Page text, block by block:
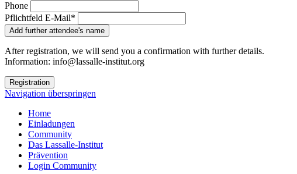
Phone
Pflichtfeld E-Mail*
Add further attendee's name
After registration, we will send you a confirmation with further details.
Information: info@lassalle-institut.org
Registration
Navigation überspringen
Home
Einladungen
Community
Das Lassalle-Institut
Prävention
Login Community